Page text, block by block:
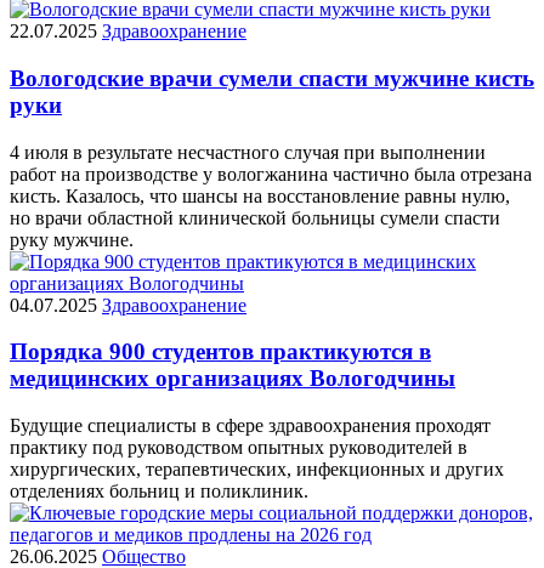
22.07.2025 Здравоохранение
Вологодские врачи сумели спасти мужчине кисть
руки
4 июля в результате несчастного случая при выполнении
работ на производстве у вологжанина частично была отрезана
кисть. Казалось, что шансы на восстановление равны нулю,
но врачи областной клинической больницы сумели спасти
руку мужчине.
04.07.2025 Здравоохранение
Порядка 900 студентов практикуются в
медицинских организациях Вологодчины
Будущие специалисты в сфере здравоохранения проходят
практику под руководством опытных руководителей в
хирургических, терапевтических, инфекционных и других
отделениях больниц и поликлиник.
26.06.2025 Общество